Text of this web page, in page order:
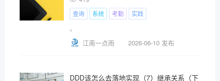
查询
系统 考勤 实践
。
江南一点雨
2026-06-10 发布
DDD该怎么去落地实现（7）继承关系（下）